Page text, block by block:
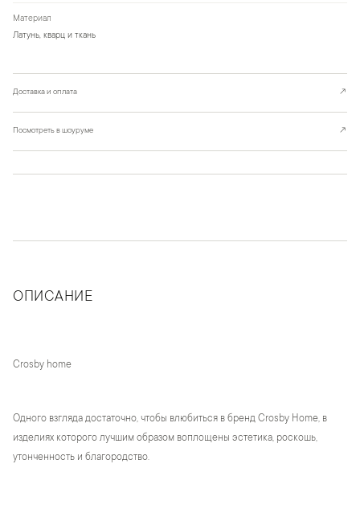
Материал
Латунь, кварц и ткань
Доставка и оплата ↗
Посмотреть в шоуруме ↗
ОПИСАНИЕ
Crosby home
Одного взгляда достаточно, чтобы влюбиться в бренд Crosby Home, в
изделиях которого лучшим образом воплощены эстетика, роскошь,
утонченность и благородство.